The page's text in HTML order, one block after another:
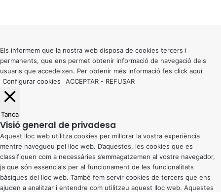
button
Els informem que la nostra web disposa de cookies tercers i
permanents, que ens permet obtenir informació de navegació dels
usuaris que accedeixen. Per obtenir més informació fes click aquí
Configurar cookies
ACCEPTAR - REFUSAR
Tanca
Visió general de privadesa
Aquest lloc web utilitza cookies per millorar la vostra experiència
mentre navegueu pel lloc web. D’aquestes, les cookies que es
classifiquen com a necessàries s’emmagatzemen al vostre navegador,
ja que són essencials per al funcionament de les funcionalitats
bàsiques del lloc web. També fem servir cookies de tercers que ens
ajuden a analitzar i entendre com utilitzeu aquest lloc web. Aquestes